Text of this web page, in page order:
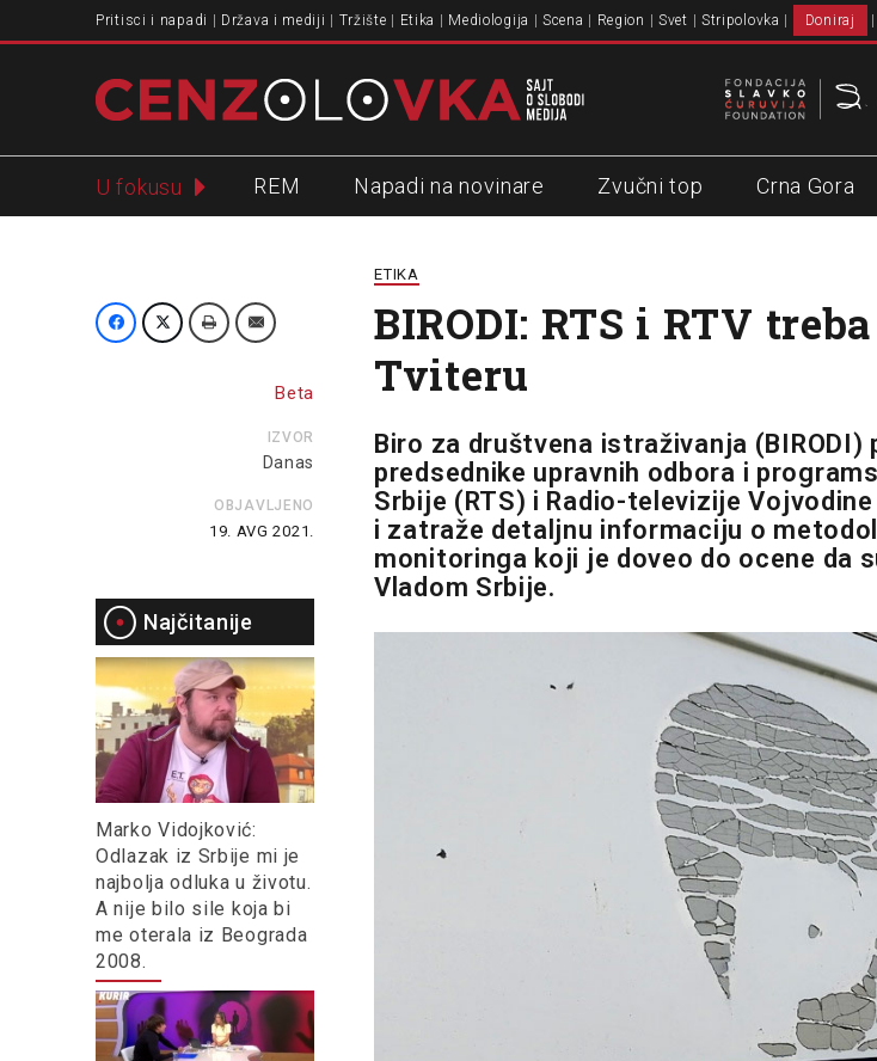
Pritisci i napadi Država i mediji Tržište Etika Mediologija Scena Region Svet Stripolovka Doniraj
U fokusu REM Napadi na novinare Zvučni top Crna Gora
Beta
IZVOR
Danas
OBJAVLJENO
19. AVG 2021.
Najčitanije
Marko Vidojković:
Odlazak iz Srbije mi je
najbolja odluka u životu.
A nije bilo sile koja bi
me oterala iz Beograda
2008.
ETIKA
BIRODI: RTS i RTV
Tviteru
Biro za društvena istraživanja (BIRODI)
predsednike upravnih odbora i
Srbije (RTS) i Radio-televizije
i zatraže detaljnu informaciju o
monitoringa koji je doveo do ocene da
Vladom Srbije.